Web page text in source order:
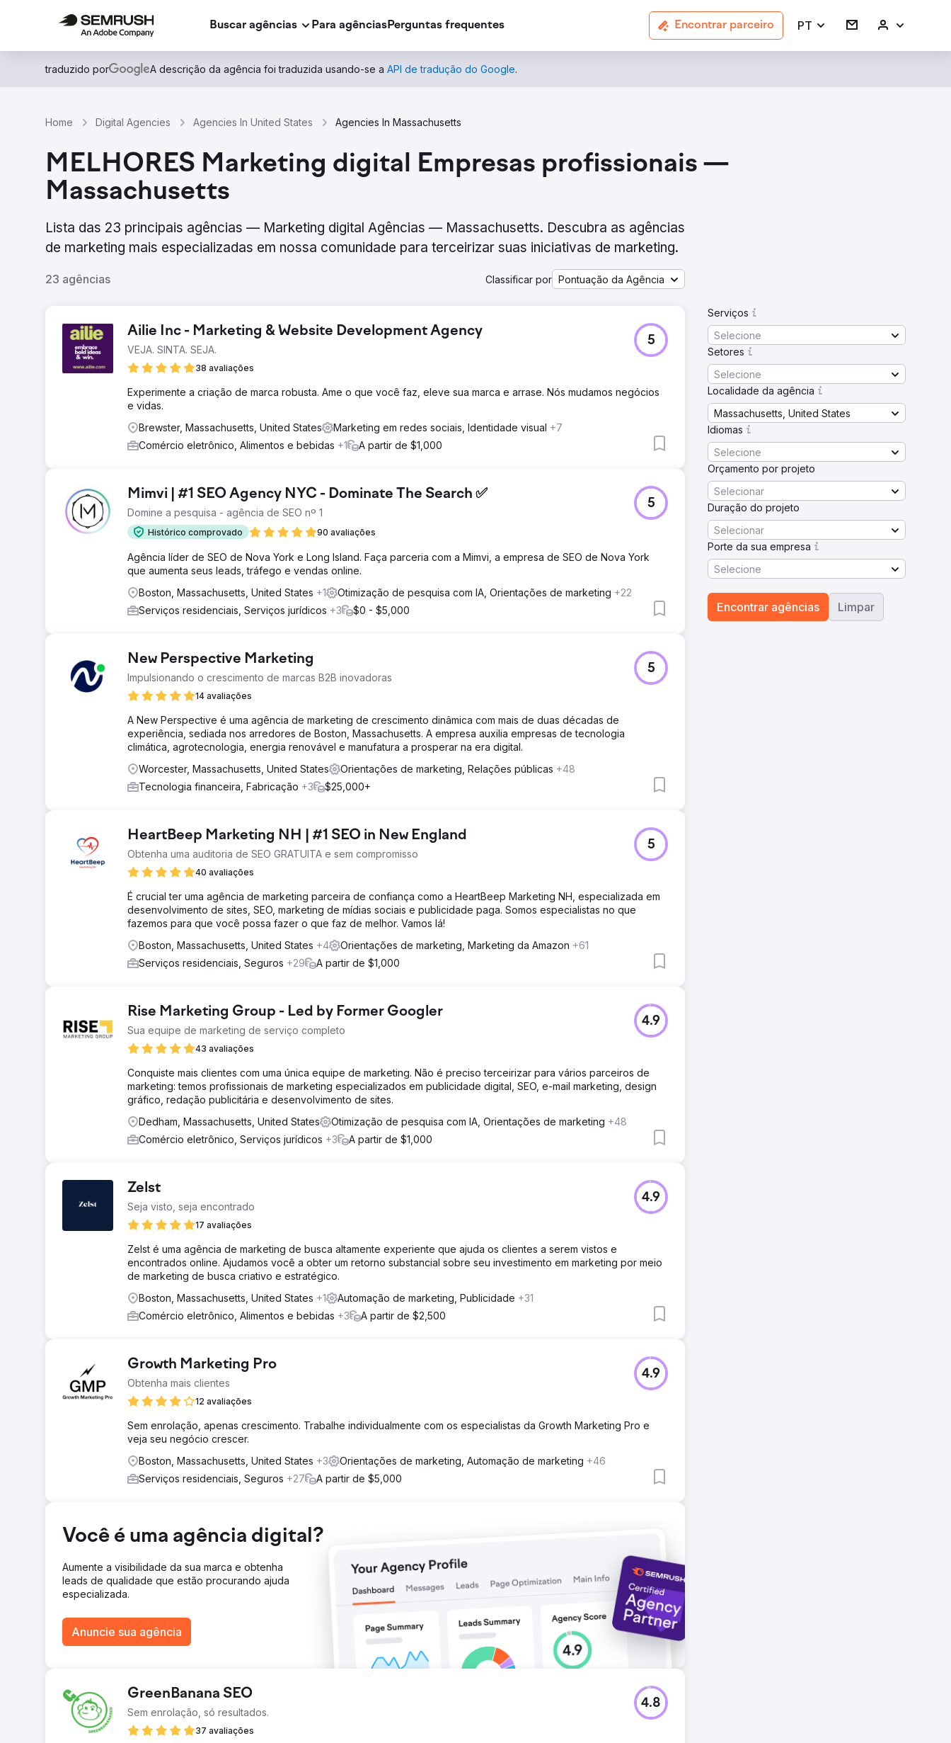
Buscar agências Para agênciasPerguntas frequentes Encontrar parceiro PT
traduzido por A descrição da agência foi traduzida usando-se a API de tradução do Google.
Home Digital Agencies Agencies In United States Agencies In Massachusetts
MELHORES Marketing digital Empresas profissionais —
Massachusetts
Lista das 23 principais agências — Marketing digital Agências — Massachusetts. Descubra as agências
de marketing mais especializadas em nossa comunidade para terceirizar suas iniciativas de marketing.
23 agências Classificar por Pontuação da Agência
Ailie Inc - Marketing & Website Development Agency
VEJA. SINTA. SEJA.
38 avaliações
5
Experimente a criação de marca robusta. Ame o que você faz, eleve sua marca e arrase. Nós mudamos negócios
e vidas.
Brewster, Massachusetts, United States
Marketing em redes sociais, Identidade visual +7
Comércio eletrônico, Alimentos e bebidas +1 A partir de $1,000
Mimvi | #1 SEO Agency NYC - Dominate The Search ✅
Domine a pesquisa - agência de SEO nº 1
Histórico comprovado 90 avaliações
5
Agência líder de SEO de Nova York e Long Island. Faça parceria com a Mimvi, a empresa de SEO de Nova York
que aumenta seus leads, tráfego e vendas online.
Boston, Massachusetts, United States +1 Otimização de pesquisa com IA, Orientações de marketing +22
Serviços residenciais, Serviços jurídicos +3 $0 - $5,000
New Perspective Marketing
Impulsionando o crescimento de marcas B2B inovadoras
14 avaliações
5
A New Perspective é uma agência de marketing de crescimento dinâmica com mais de duas décadas de
experiência, sediada nos arredores de Boston, Massachusetts. A empresa auxilia empresas de tecnologia
climática, agrotecnologia, energia renovável e manufatura a prosperar na era digital.
Worcester, Massachusetts, United States
Orientações de marketing, Relações públicas +48
Tecnologia financeira, Fabricação +3 $25,000+
HeartBeep Marketing NH | #1 SEO in New England
Obtenha uma auditoria de SEO GRATUITA e sem compromisso
40 avaliações
5
É crucial ter uma agência de marketing parceira de confiança como a HeartBeep Marketing NH, especializada em
desenvolvimento de sites, SEO, marketing de mídias sociais e publicidade paga. Somos especialistas no que
fazemos para que você possa fazer o que faz de melhor. Vamos lá!
Boston, Massachusetts, United States +4 Orientações de marketing, Marketing da Amazon +61
Serviços residenciais, Seguros +29 A partir de $1,000
Rise Marketing Group - Led by Former Googler
Sua equipe de marketing de serviço completo
43 avaliações
4.9
Conquiste mais clientes com uma única equipe de marketing. Não é preciso terceirizar para vários parceiros de
marketing: temos profissionais de marketing especializados em publicidade digital, SEO, e-mail marketing, design
gráfico, redação publicitária e desenvolvimento de sites.
Dedham, Massachusetts, United States
Otimização de pesquisa com IA, Orientações de marketing +48
Comércio eletrônico, Serviços jurídicos +3 A partir de $1,000
Zelst
Seja visto, seja encontrado
17 avaliações
4.9
Zelst é uma agência de marketing de busca altamente experiente que ajuda os clientes a serem vistos e
encontrados online. Ajudamos você a obter um retorno substancial sobre seu investimento em marketing por meio
de marketing de busca criativo e estratégico.
Boston, Massachusetts, United States +1 Automação de marketing, Publicidade +31
Comércio eletrônico, Alimentos e bebidas +3 A partir de $2,500
Growth Marketing Pro
Obtenha mais clientes
12 avaliações
4.9
Sem enrolação, apenas crescimento. Trabalhe individualmente com os especialistas da Growth Marketing Pro e
veja seu negócio crescer.
Boston, Massachusetts, United States +3 Orientações de marketing, Automação de marketing +46
Serviços residenciais, Seguros +27 A partir de $5,000
Você é uma agência digital?
Aumente a visibilidade da sua marca e obtenha
leads de qualidade que estão procurando ajuda
especializada.
Anuncie sua agência
GreenBanana SEO
Sem enrolação, só resultados.
37 avaliações
4.8
Serviços
Selecione
Setores
Selecione
Localidade da agência
Massachusetts, United States
Idiomas
Selecione
Orçamento por projeto
Selecionar
Duração do projeto
Selecionar
Porte da sua empresa
Selecione
Encontrar agências Limpar